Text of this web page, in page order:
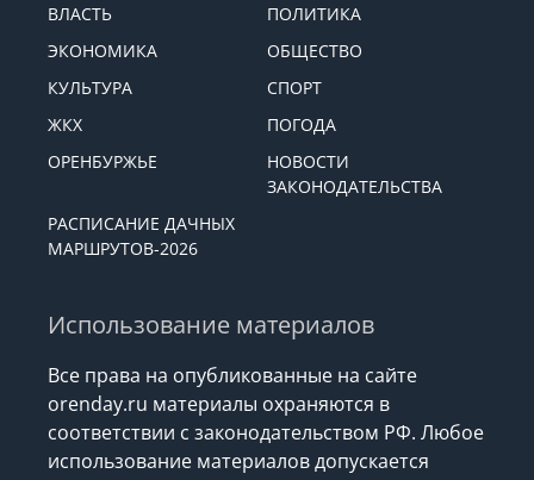
ВЛАСТЬ
ПОЛИТИКА
ЭКОНОМИКА
ОБЩЕСТВО
КУЛЬТУРА
СПОРТ
ЖКХ
ПОГОДА
ОРЕНБУРЖЬЕ
НОВОСТИ
ЗАКОНОДАТЕЛЬСТВА
РАСПИСАНИЕ ДАЧНЫХ
МАРШРУТОВ-2026
Использование материалов
Все права на опубликованные на сайте
orenday.ru материалы охраняются в
соответствии с законодательством РФ. Любое
использование материалов допускается